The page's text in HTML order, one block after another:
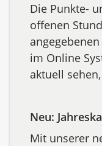
Die Punkte-
offenen
im Online
aktuell
Neu:
Mit unserer